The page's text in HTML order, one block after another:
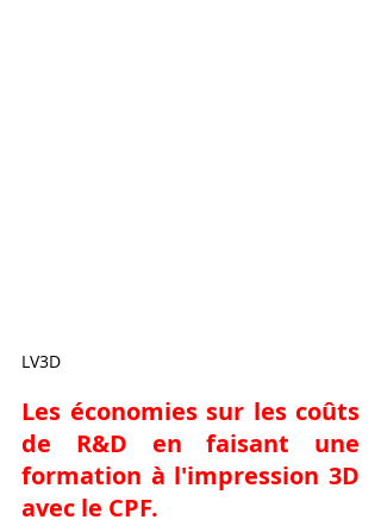
LV3D
Les économies sur les coûts
de R&D en faisant une
formation à l'impression 3D
avec le CPF.